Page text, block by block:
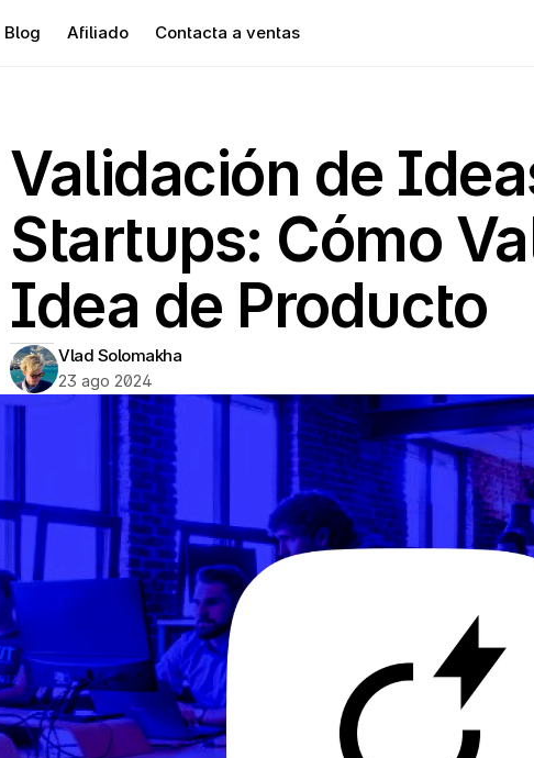
Blog Afiliado Contacta a ventas
Validación de
Startups: Cómo
Idea de Producto
Vlad Solomakha
23 ago 2024